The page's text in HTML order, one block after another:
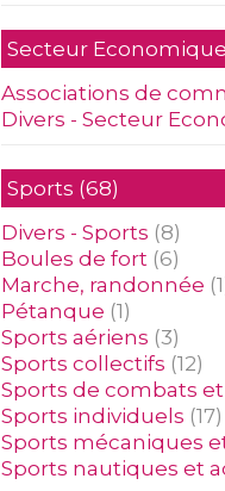
Secteur Economique
Associations de
Divers - Secteur
Sports (68)
Divers - Sports (8)
Boules de fort (6)
Marche, randonnée
Pétanque (1)
Sports aériens (3)
Sports collectifs (12)
Sports de combats
Sports individuels (17)
Sports mécaniques
Sports nautiques et